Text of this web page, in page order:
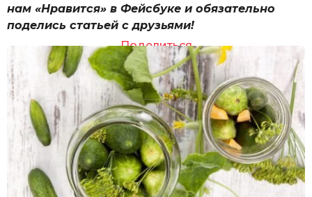
нам «Нравится» в Фейсбуке и обязательно
поделись статьей с друзьями!
Поделиться